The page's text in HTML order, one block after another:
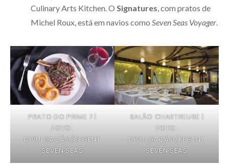
Culinary Arts Kitchen. O Signatures, com pratos de
Michel Roux, está em navios como Seven Seas Voyager.
PRATO DO PRIME 7 |
FOTO:
DIVULGAÇÃO/REGENT
SEVEN SEAS
SALÃO CHARTREUSE |
FOTO:
DIVULGAÇÃO/REGENT
SEVEN SEAS